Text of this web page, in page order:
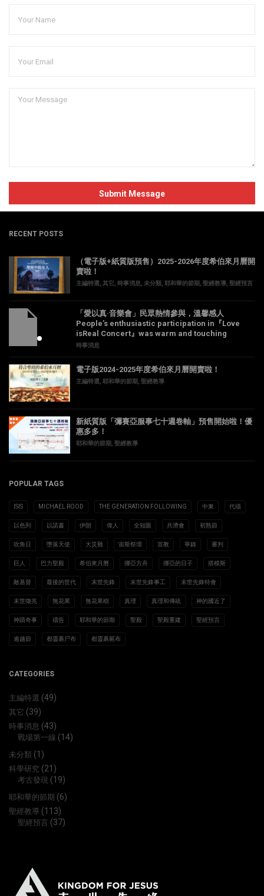
RECENT POSTS
（電子版+紙質版預售）2025-2026年度希伯來月曆開
賣啦！
主編特選 其它 時事消息 未分類 耶和華的節期 聖經教導 聖經預言
「愛以真·音樂會」民眾熱情參與，溫馨感人
People’s enthusiastic participation in『Love
isReal Concert』was warm and touching
時事消息
電子版2024-2025年度希伯來月曆開賣啦！
主編特選 耶和華的節期 聖經教導
新紙質版「彌賽亞服事七十週卷軸」預售開始啦！優
惠多多！
耶和華的節期 聖經教導
POPULAR TAGS
ISIS MICHAEL ROOD THE GENERATION FOLLOWING 中東 代禱
以色列 以諾書 伊朗 偉人 全知眼 共濟會 初熟節
吹角日 墮落天使 大災難 宙斯祭壇 宣教 寧錄 審判
巨人 巴力聖殿 希伯來月曆 挪亞方舟 挪亞的日子 搭模斯
敵基督 最後的世代 末世先鋒 末世先鋒事工 末世先鋒特會
末世徵兆 無花果 無花果樹 真理 真理和傳統 神的國近了
神蹟奇事 禱告 耶和華的節期 聖殿 聖殿重建 聖經預言
逾越節 都靈裹尸布 都靈裹屍布
CATEGORIES
主編特選 (49)
其它 (39)
時事消息 (43)
戰場第一線 (14)
未分類 (1)
科學研究 (21)
考古發現 (19)
耶和華的節期 (6)
聖經教導 (113)
聖經預言 (37)